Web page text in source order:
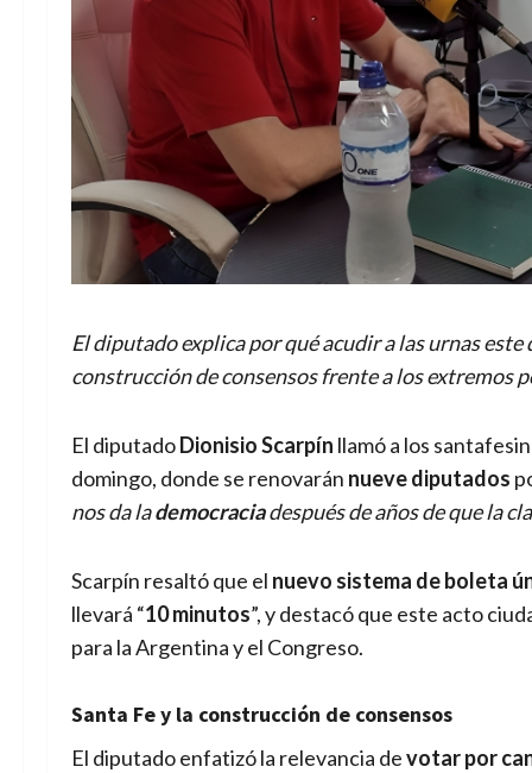
El diputado explica por qué acudir a las urnas
construcción de consensos frente a los extremos
El diputadoDionisio Scarpín llamó a los
domingo, donde se renovarán nueve diputados
nos da lademocraciadespués de años de que la
Scarpín resaltó que el nuevo sistema de boleta
llevará “10 minutos”, y destacó que este acto
para la Argentina y el Congreso.
Santa Fe y la construcción de consensos
El diputado enfatizó la relevancia devotar por